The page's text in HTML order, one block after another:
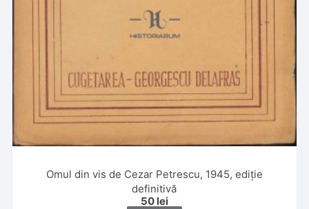
Omul din vis de Cezar Petrescu, 1945, ediție
definitivă
50 lei